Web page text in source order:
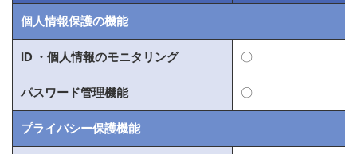
個人情報保護の機能
ID ・個人情報のモニタリング 〇
パスワード管理機能 〇
プライバシー保護機能